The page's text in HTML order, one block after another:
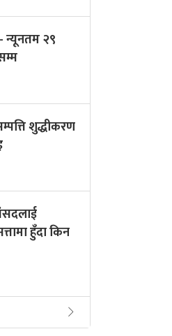
न्यूनतम २९
शुद्धीकरण
हुँदा किन